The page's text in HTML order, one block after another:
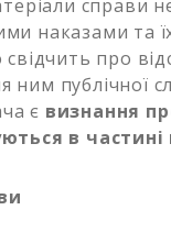
справи
наказами та
про
ним публічної
є визнання
в